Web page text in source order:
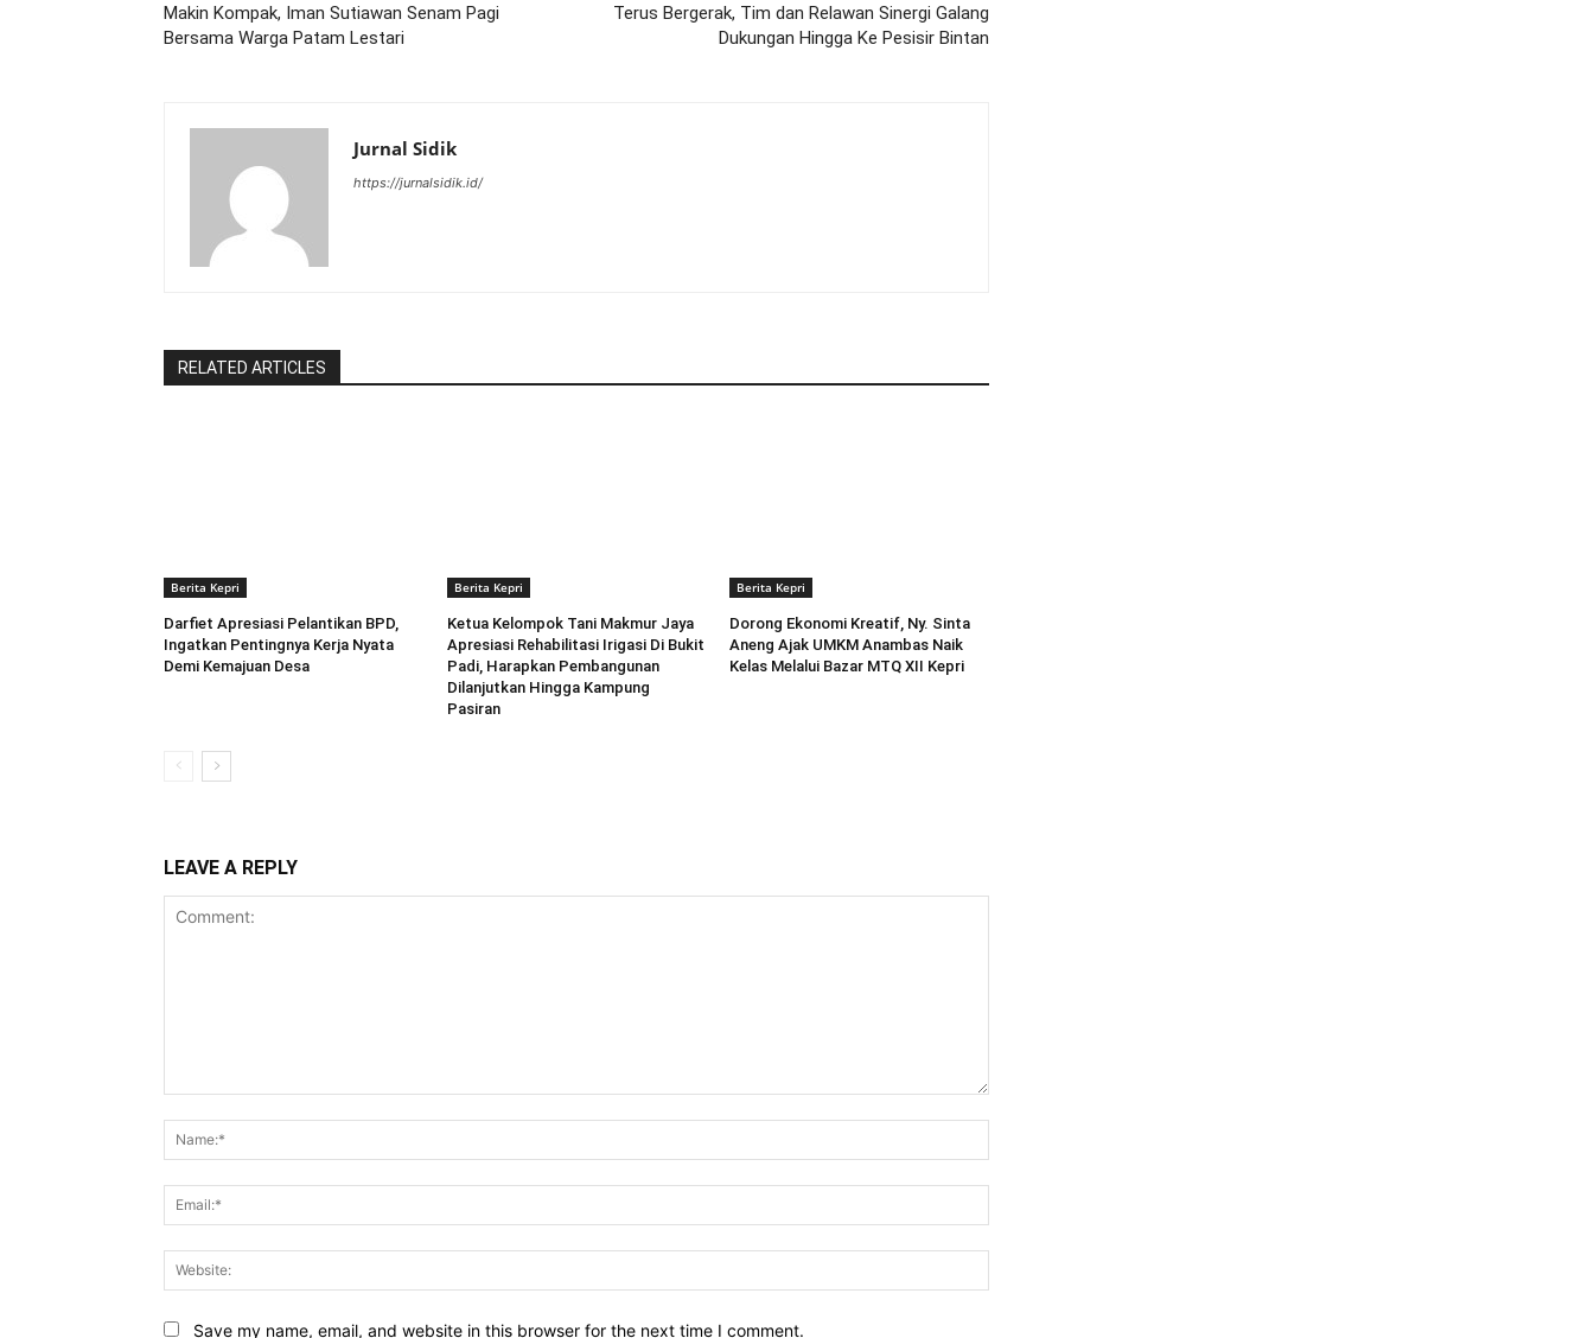
Makin Kompak, Iman Sutiawan Senam Pagi
Bersama Warga Patam Lestari
Terus Bergerak, Tim dan Relawan Sinergi Galang
Dukungan Hingga Ke Pesisir Bintan
Jurnal Sidik
https://jurnalsidik.id/
RELATED ARTICLES
Berita Kepri
Darfiet Apresiasi Pelantikan BPD,
Ingatkan Pentingnya Kerja Nyata
Demi Kemajuan Desa
Berita Kepri
Ketua Kelompok Tani Makmur Jaya
Apresiasi Rehabilitasi Irigasi Di Bukit
Padi, Harapkan Pembangunan
Dilanjutkan Hingga Kampung
Pasiran ‎
Berita Kepri
Dorong Ekonomi Kreatif, Ny. Sinta
Aneng ‎Ajak UMKM Anambas Naik
Kelas Melalui Bazar MTQ XII Kepri
LEAVE A REPLY
Save my name, email, and website in this browser for the next time I comment.